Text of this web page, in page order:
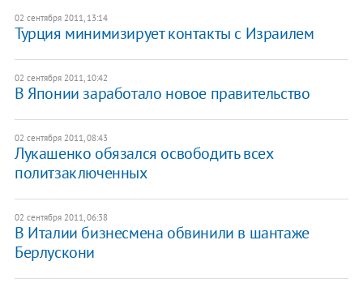
02 сентября 2011, 13:14
Турция минимизирует контакты с Израилем
02 сентября 2011, 10:42
В Японии заработало новое правительство
02 сентября 2011, 08:43
Лукашенко обязался освободить всех
политзаключенных
02 сентября 2011, 06:38
В Италии бизнесмена обвинили в шантаже
Берлускони